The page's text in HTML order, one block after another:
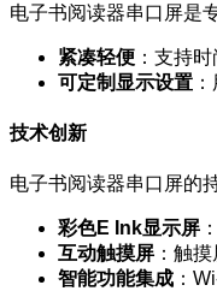
电子书阅读器串口屏是
紧凑轻便 ：支持
可定制显示设置
技术创新
电子书阅读器串口屏的
彩色E Ink显示屏
互动触摸屏 ：触
智能功能集成 ：